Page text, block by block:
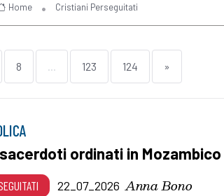
Home Cristiani Perseguitati
8 ... 123 124 »
ordinati in Mozambico
22_07_2026 Anna Bono